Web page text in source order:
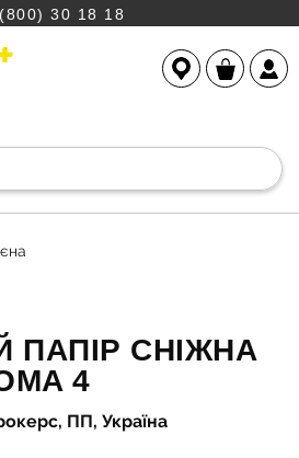
30 18 18
ПАПІР СНІЖНА
4
ПП, Україна